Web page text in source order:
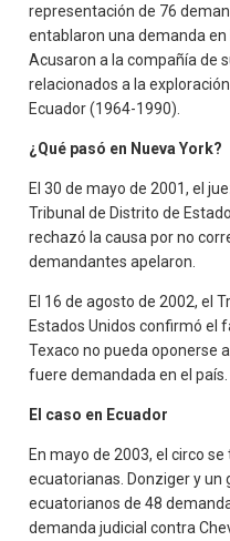
representación de 76
entablaron una demanda
Acusaron a la compañía de
relacionados a la
Ecuador (1964-1990).
¿Qué pasó en Nueva York?
El 30 de mayo de 2001, el
Tribunal de Distrito de
rechazó la causa por no
demandantes apelaron.
El 16 de agosto de 2002, el
Estados Unidos confirmó el
Texaco no pueda oponerse
fuere demandada en el país.
El caso en Ecuador
En mayo de 2003, el circo
ecuatorianas. Donziger y un
ecuatorianos de 48
demanda judicial contra